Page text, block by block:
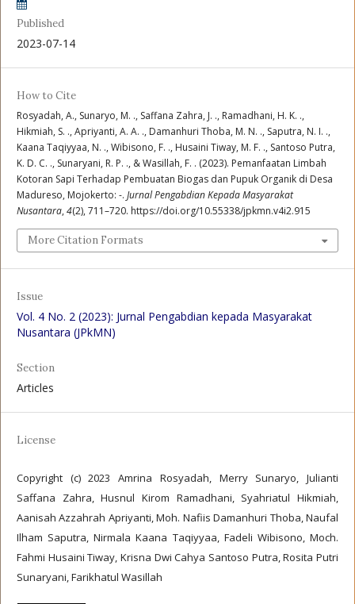
Published
2023-07-14
How to Cite
Rosyadah, A., Sunaryo, M. ., Saffana Zahra, J. ., Ramadhani, H. K. .,
Hikmiah, S. ., Apriyanti, A. A. ., Damanhuri Thoba, M. N. ., Saputra, N. I. .,
Kaana Taqiyyaa, N. ., Wibisono, F. ., Husaini Tiway, M. F. ., Santoso Putra,
K. D. C. ., Sunaryani, R. P. ., & Wasillah, F. . (2023). Pemanfaatan Limbah
Kotoran Sapi Terhadap Pembuatan Biogas dan Pupuk Organik di Desa
Madureso, Mojokerto: -. Jurnal Pengabdian Kepada Masyarakat
Nusantara, 4(2), 711–720. https://doi.org/10.55338/jpkmn.v4i2.915
More Citation Formats
Issue
Vol. 4 No. 2 (2023): Jurnal Pengabdian kepada Masyarakat
Nusantara (JPkMN)
Section
Articles
License
Copyright (c) 2023 Amrina Rosyadah, Merry Sunaryo, Julianti
Saffana Zahra, Husnul Kirom Ramadhani, Syahriatul Hikmiah,
Aanisah Azzahrah Apriyanti, Moh. Nafiis Damanhuri Thoba, Naufal
Ilham Saputra, Nirmala Kaana Taqiyyaa, Fadeli Wibisono, Moch.
Fahmi Husaini Tiway, Krisna Dwi Cahya Santoso Putra, Rosita Putri
Sunaryani, Farikhatul Wasillah